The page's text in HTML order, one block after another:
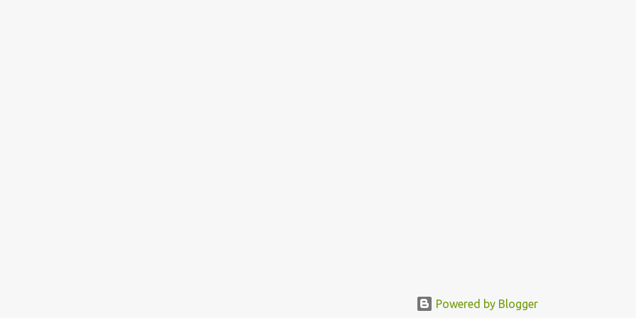
Powered by Blogger